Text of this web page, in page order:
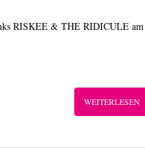
RISKEE & THE RIDICULE am
WEITERLESEN